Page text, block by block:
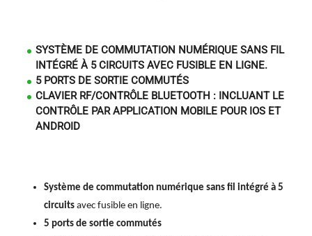
SYSTÈME DE COMMUTATION NUMÉRIQUE SANS FIL
INTÉGRÉ À 5 CIRCUITS AVEC FUSIBLE EN LIGNE.
5 PORTS DE SORTIE COMMUTÉS
CLAVIER RF/CONTRÔLE BLUETOOTH : INCLUANT LE
CONTRÔLE PAR APPLICATION MOBILE POUR IOS ET
ANDROID
Système de commutation numérique sans fil intégré à 5
circuits avec fusible en ligne.
5 ports de sortie commutés